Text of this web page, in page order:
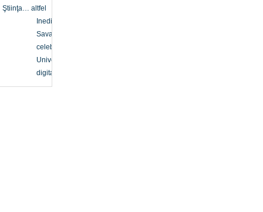
Ştiinţa… altfel
Inedit
Savanți
celebri
Univers
digital